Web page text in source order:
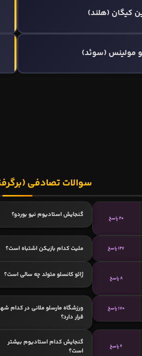
کیگان (هلند)
مولینس (سوئد)
سوالات تصادفی
20 پاسخ گنجایش استادیوم نیو بوردو؟
127 پاسخ ملیت کدام بازیکن اشتباه است؟
8 پاسخ ژائو کانسلو متولد چه سالی است؟
170 پاسخ
ورزشگاه مارسلو ملانی در کدام
قرار دارد؟
6 پاسخ
گنجایش کدام استادیوم بیشتر
است؟